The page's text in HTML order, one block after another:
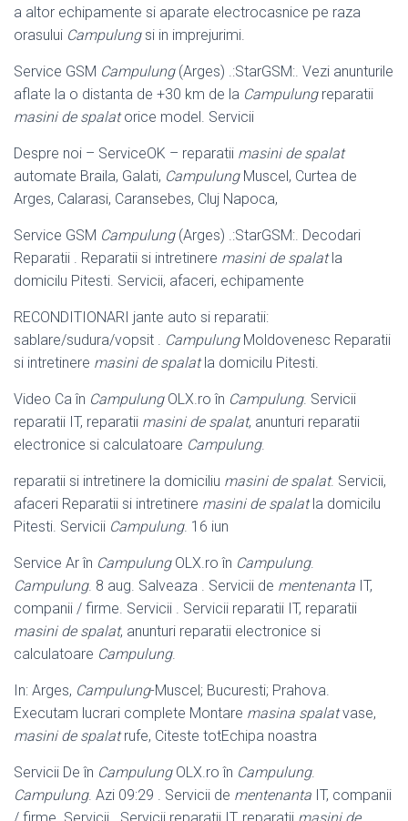
a altor echipamente si aparate electrocasnice pe raza
orasului Campulungsi in imprejurimi.
Service GSM Campulung(Arges) .:StarGSM:. Vezi anunturile
aflate la o distanta de +30 km de la Campulungreparatii
masini de spalatorice model. Servicii
Despre noi – ServiceOK – reparatii masini de spalat
automate Braila, Galati, CampulungMuscel, Curtea de
Arges, Calarasi, Caransebes, Cluj Napoca,
Service GSM Campulung(Arges) .:StarGSM:. Decodari
Reparatii . Reparatii si intretinere masini de spalatla
domicilu Pitesti. Servicii, afaceri, echipamente
RECONDITIONARI jante auto si reparatii:
sablare/sudura/vopsit . CampulungMoldovenesc Reparatii
si intretinere masini de spalatla domicilu Pitesti.
Video Ca în CampulungOLX.ro în Campulung. Servicii
reparatii IT, reparatii masini de spalat, anunturi reparatii
electronice si calculatoare Campulung.
reparatii si intretinere la domiciliu masini de spalat. Servicii,
afaceri Reparatii si intretinere masini de spalatla domicilu
Pitesti. Servicii Campulung. 16 iun
Service Ar în CampulungOLX.ro în Campulung.
Campulung. 8 aug. Salveaza . Servicii de mentenanta IT,
companii / firme. Servicii . Servicii reparatii IT, reparatii
masini de spalat, anunturi reparatii electronice si
calculatoare Campulung.
In: Arges, Campulung-Muscel; Bucuresti; Prahova.
Executam lucrari complete Montare masina spalatvase,
masini de spalatrufe, Citeste totEchipa noastra
Servicii De în CampulungOLX.ro în Campulung.
Campulung. Azi 09:29 . Servicii de mentenanta IT, companii